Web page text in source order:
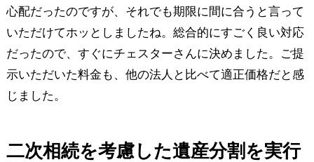
心配だったのですが、それでも期限に間に合うと言って
いただけてホッとしましたね。総合的にすごく良い対応
だったので、すぐにチェスターさんに決めました。ご提
示いただいた料金も、他の法人と比べて適正価格だと感
じました。
二次相続を考慮した遺産分割を実行